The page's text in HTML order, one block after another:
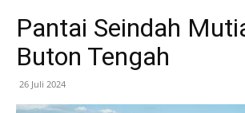
Pantai Seindah
Buton Tengah
26 Juli 2024